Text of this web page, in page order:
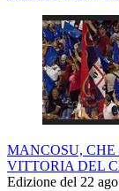
MANCOSU,
VITTORIA DEL
Edizione del 22